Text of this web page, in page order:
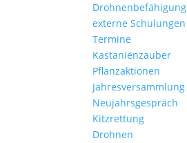
Drohnenbefähigung
externe Schulungen
Termine
Kastanienzauber
Pflanzaktionen
Jahresversammlung
Neujahrsgespräch
Kitzrettung
Drohnen